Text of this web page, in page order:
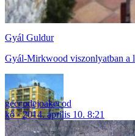
Gyál Guldur
Gyál-Mirkwood viszonlyatban a
geccodejoakecod
kő
2014. április 10. 8:21